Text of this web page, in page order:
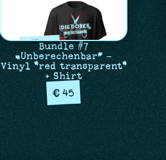
Bundle #7
„Unberechenbar“ –
Vinyl "red transparent"
+ Shirt
€ 45